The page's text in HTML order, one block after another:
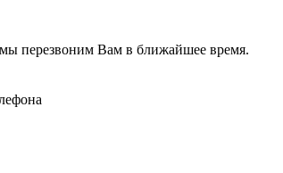
перезвоним Вам в ближайшее время.